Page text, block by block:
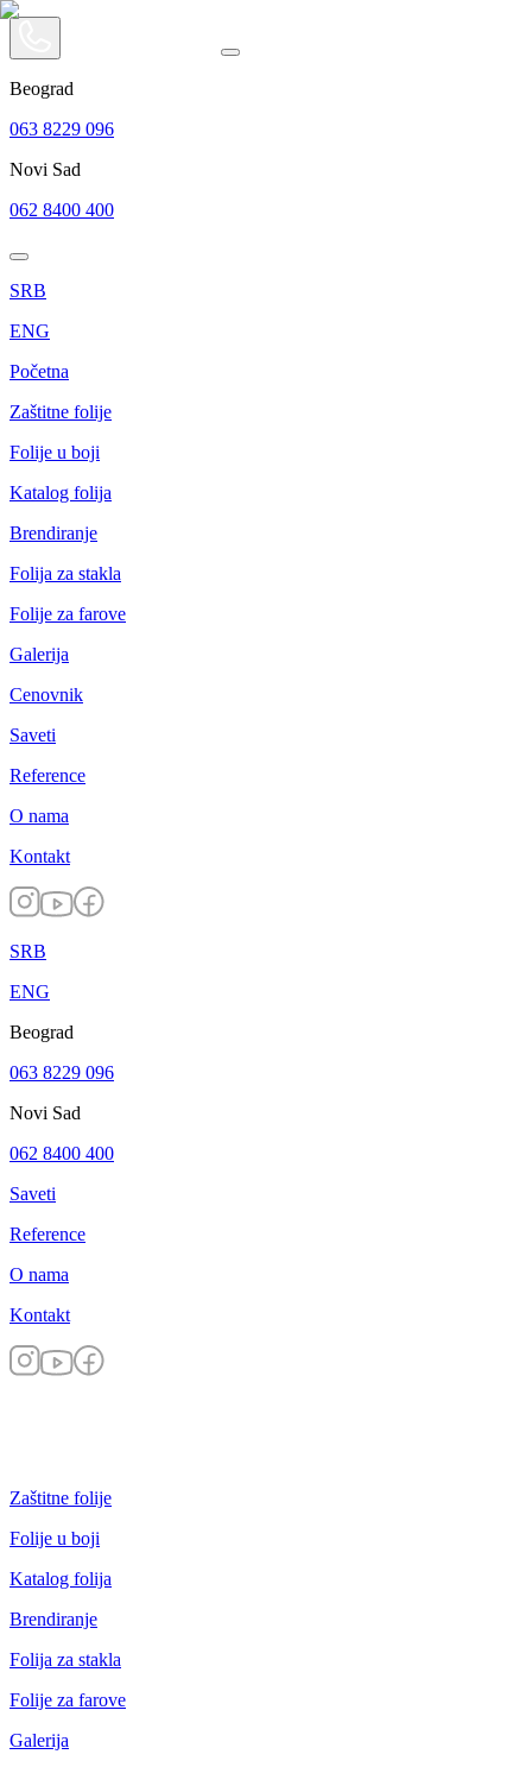
Beograd
063 8229 096
Novi Sad
062 8400 400
SRB
ENG
Početna
Zaštitne folije
Folije u boji
Katalog folija
Brendiranje
Folija za stakla
Folije za farove
Galerija
Cenovnik
Saveti
Reference
O nama
Kontakt
SRB
ENG
Beograd
063 8229 096
Novi Sad
062 8400 400
Saveti
Reference
O nama
Kontakt
Zaštitne folije
Folije u boji
Katalog folija
Brendiranje
Folija za stakla
Folije za farove
Galerija